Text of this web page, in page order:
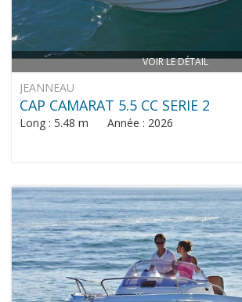
VOIR LE DÉTAIL
JEANNEAU
CAP CAMARAT 5.5 CC SERIE 2
Long : 5.48 m Année : 2026